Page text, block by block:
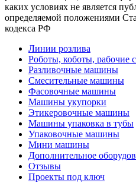
каких условиях не является
определяемой положениями
кодекса РФ
Линии розлива
Роботы, коботы, рабочие
Разливочные машины
Смесительные машины
Фасовочные машины
Машины укупорки
Этикеровочные машины
Машины упаковка в тубы
Упаковочные машины
Мини машины
Дополнительное
Отзывы
Проекты под ключ